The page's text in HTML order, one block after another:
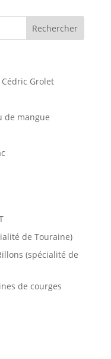
Grolet
de mangue
de Touraine)
(spécialité de
de courges